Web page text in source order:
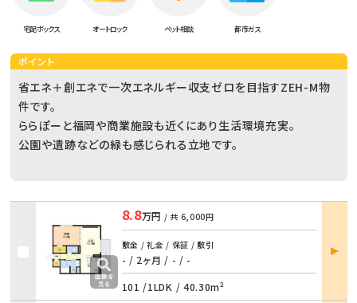
宅配ボックス オートロック ペット相談 都市ガス
ポイント
省エネ＋創エネで一次エネルギー収支ゼロを目指すZEH-M物
件です。
ららぽーと福岡や商業施設も近くにあり生活環境充実。
公園や遺跡などの緑も感じられる立地です。
8.8万円 / 共 6,000円
敷金 / 礼金 / 保証 / 敷引
- / 2ヶ月 / - / -
101 /1LDK / 40.30m²
部屋
詳細